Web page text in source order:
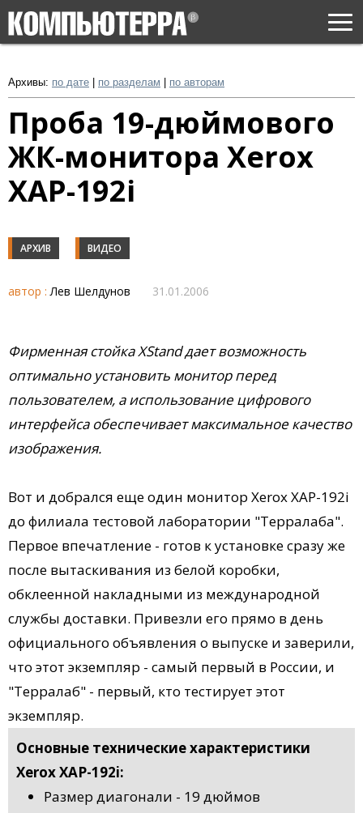
Архивы: по дате по разделам по авторам
Проба 19-дюймового
ЖК-монитора Xerox
XAP-192i
АРХИВ ВИДЕО
автор : Лев Шелдунов 31.01.2006
Фирменная стойка XStand дает возможность
оптимально установить монитор перед
пользователем, а использование цифрового
интерфейса обеспечивает максимальное качество
изображения.
Вот и добрался еще один монитор Xerox XAP-192i
до филиала тестовой лаборатории "Терралаба".
Первое впечатление - готов к установке сразу же
после вытаскивания из белой коробки,
обклеенной накладными из международной
службы доставки. Привезли его прямо в день
официального объявления о выпуске и заверили,
что этот экземпляр - самый первый в России, и
"Терралаб" - первый, кто тестирует этот
экземпляр.
Основные технические характеристики
Xerox XAP-192i:
Размер диагонали - 19 дюймов